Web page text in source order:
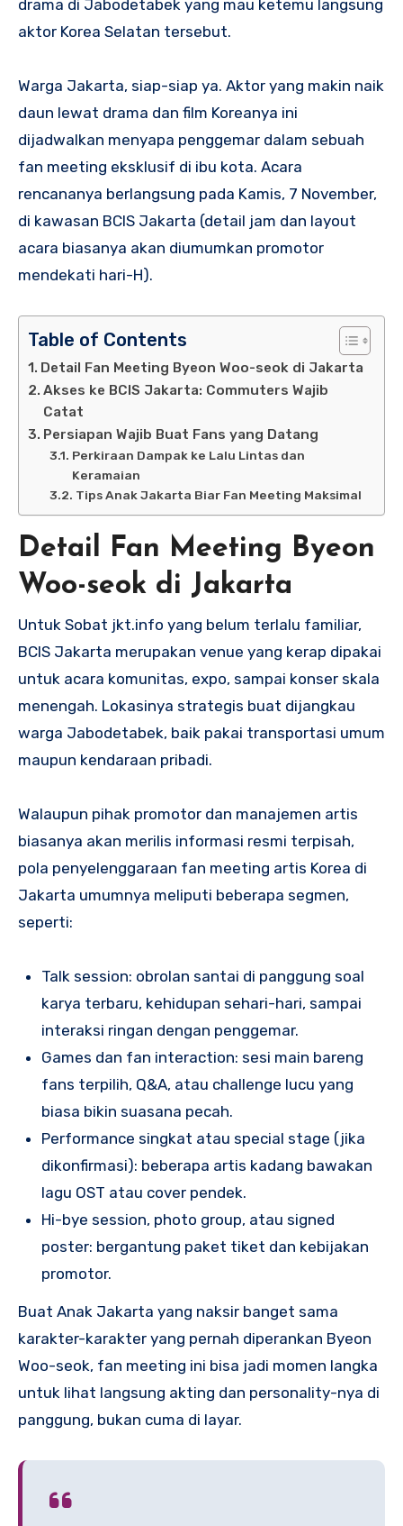
drama di Jabodetabek yang mau ketemu langsung
aktor Korea Selatan tersebut.
Warga Jakarta, siap-siap ya. Aktor yang makin naik
daun lewat drama dan film Koreanya ini
dijadwalkan menyapa penggemar dalam sebuah
fan meeting eksklusif di ibu kota. Acara
rencananya berlangsung pada Kamis, 7 November,
di kawasan BCIS Jakarta (detail jam dan layout
acara biasanya akan diumumkan promotor
mendekati hari-H).
Table of Contents
Detail Fan Meeting Byeon Woo-seok di Jakarta
Akses ke BCIS Jakarta: Commuters Wajib
Catat
Persiapan Wajib Buat Fans yang Datang
Perkiraan Dampak ke Lalu Lintas dan
Keramaian
Tips Anak Jakarta Biar Fan Meeting Maksimal
Detail Fan Meeting Byeon
Woo-seok di Jakarta
Untuk Sobat jkt.info yang belum terlalu familiar,
BCIS Jakarta merupakan venue yang kerap dipakai
untuk acara komunitas, expo, sampai konser skala
menengah. Lokasinya strategis buat dijangkau
warga Jabodetabek, baik pakai transportasi umum
maupun kendaraan pribadi.
Walaupun pihak promotor dan manajemen artis
biasanya akan merilis informasi resmi terpisah,
pola penyelenggaraan fan meeting artis Korea di
Jakarta umumnya meliputi beberapa segmen,
seperti:
Talk session: obrolan santai di panggung soal
karya terbaru, kehidupan sehari-hari, sampai
interaksi ringan dengan penggemar.
Games dan fan interaction: sesi main bareng
fans terpilih, Q&A, atau challenge lucu yang
biasa bikin suasana pecah.
Performance singkat atau special stage (jika
dikonfirmasi): beberapa artis kadang bawakan
lagu OST atau cover pendek.
Hi-bye session, photo group, atau signed
poster: bergantung paket tiket dan kebijakan
promotor.
Buat Anak Jakarta yang naksir banget sama
karakter-karakter yang pernah diperankan Byeon
Woo-seok, fan meeting ini bisa jadi momen langka
untuk lihat langsung akting dan personality-nya di
panggung, bukan cuma di layar.